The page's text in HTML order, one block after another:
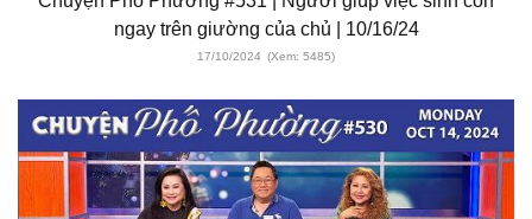
ngay trên giường của chủ | 10/16/24
17/10/2024 (Xem: 5485)